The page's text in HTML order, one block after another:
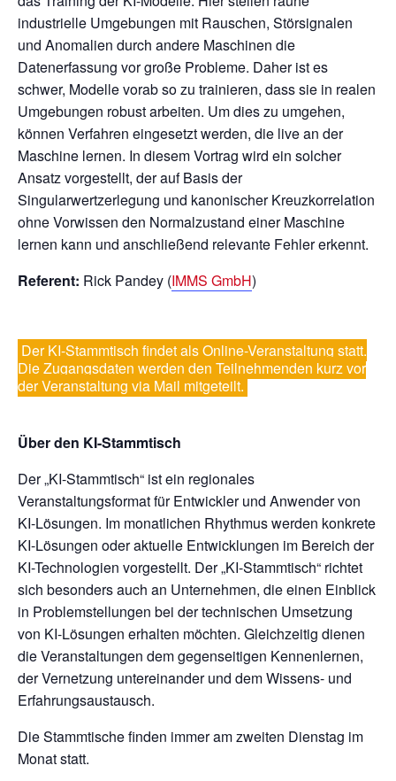
industrielle Umgebungen mit Rauschen, Störsignalen
und Anomalien durch andere Maschinen die
Datenerfassung vor große Probleme. Daher ist es
schwer, Modelle vorab so zu trainieren, dass sie in realen
Umgebungen robust arbeiten. Um dies zu umgehen,
können Verfahren eingesetzt werden, die live an der
Maschine lernen. In diesem Vortrag wird ein solcher
Ansatz vorgestellt, der auf Basis der
Singularwertzerlegung und kanonischer Kreuzkorrelation
ohne Vorwissen den Normalzustand einer Maschine
lernen kann und anschließend relevante Fehler erkennt.
Referent: Rick Pandey (IMMS GmbH)
Der KI-Stammtisch findet als Online-Veranstaltung statt.
Die Zugangsdaten werden den Teilnehmenden kurz vor
der Veranstaltung via Mail mitgeteilt.
Über den KI-Stammtisch
Der „KI-Stammtisch“ ist ein regionales
Veranstaltungsformat für Entwickler und Anwender von
KI-Lösungen. Im monatlichen Rhythmus werden konkrete
KI-Lösungen oder aktuelle Entwicklungen im Bereich der
KI-Technologien vorgestellt. Der „KI-Stammtisch“ richtet
sich besonders auch an Unternehmen, die einen Einblick
in Problemstellungen bei der technischen Umsetzung
von KI-Lösungen erhalten möchten. Gleichzeitig dienen
die Veranstaltungen dem gegenseitigen Kennenlernen,
der Vernetzung untereinander und dem Wissens- und
Erfahrungsaustausch.
Die Stammtische finden immer am zweiten Dienstag im
Monat statt.